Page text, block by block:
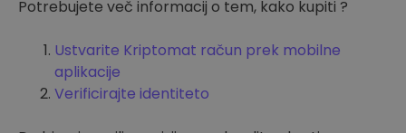
Potrebujete več informacij o tem, kako kupiti ?
Ustvarite Kriptomat račun prek mobilne
aplikacije
Verificirajte identiteto